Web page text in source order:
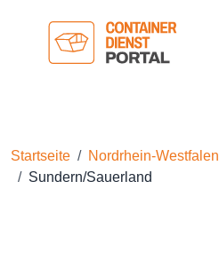
Startseite Nordrhein-Westfalen
Sundern/Sauerland